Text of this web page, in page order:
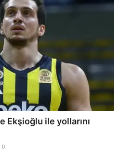
Ekşioğlu ile yollarını
0